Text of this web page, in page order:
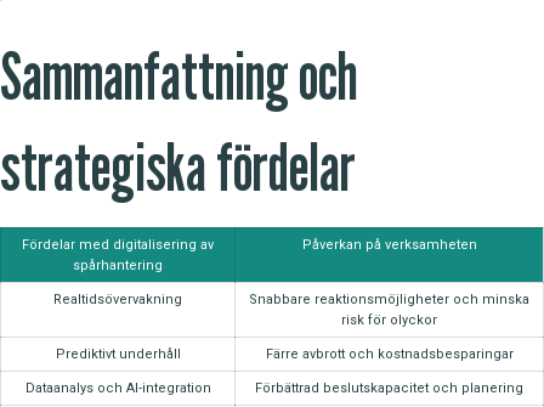
Sammanfattning och
strategiska fördelar
Fördelar med digitalisering av
spårhantering
Påverkan på verksamheten
Realtidsövervakning
Snabbare reaktionsmöjligheter och minska
risk för olyckor
Prediktivt underhåll Färre avbrott och kostnadsbesparingar
Dataanalys och AI-integration Förbättrad beslutskapacitet och planering